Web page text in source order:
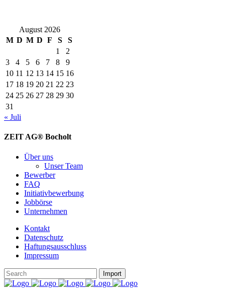
August 2026
M D M D F S
S
1
2
3
4 5 6 7 8
9
10 11 12 13 14 15 16
17 18 19 20 21 22 23
24 25 26 27 28 29 30
31
« Juli
ZEIT AG® Bocholt
Über uns
Unser Team
Bewerber
FAQ
Initiativbewerbung
Jobbörse
Unternehmen
Kontakt
Datenschutz
Haftungsausschluss
Impressum